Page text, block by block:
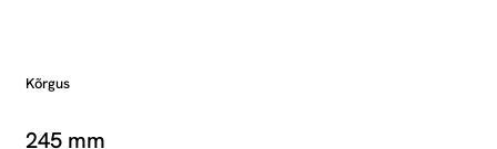
Kõrgus
245 mm